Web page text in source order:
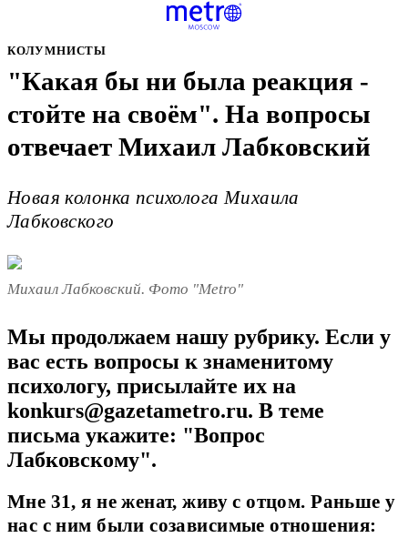
КОЛУМНИСТЫ
"Какая бы ни была реакция -
стойте на своём". На вопросы
отвечает Михаил Лабковский
Новая колонка психолога Михаила
Лабковского
Михаил Лабковский. Фото "Metro"
Мы продолжаем нашу рубрику. Если у
вас есть вопросы к знаменитому
психологу, присылайте их на
konkurs@gazetametro.ru. В теме
письма укажите: "Вопрос
Лабковскому".
Мне 31, я не женат, живу с отцом. Раньше у
нас с ним были созависимые отношения: